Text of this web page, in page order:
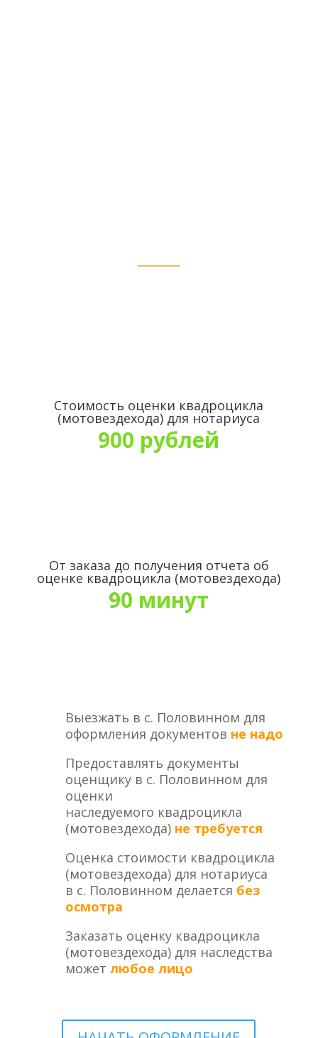
Стоимость оценки квадроцикла
(мотовездехода) для нотариуса
900 рублей
От заказа до получения отчета об
оценке квадроцикла (мотовездехода)
90 минут
Выезжать в с. Половинном для
оформления документов не надо
Предоставлять документы
оценщику в с. Половинном для
оценки
наследуемого квадроцикла
(мотовездехода) не требуется
Оценка стоимости квадроцикла
(мотовездехода) для нотариуса
в с. Половинном делается без
осмотра
Заказать оценку квадроцикла
(мотовездехода) для наследства
может любое лицо